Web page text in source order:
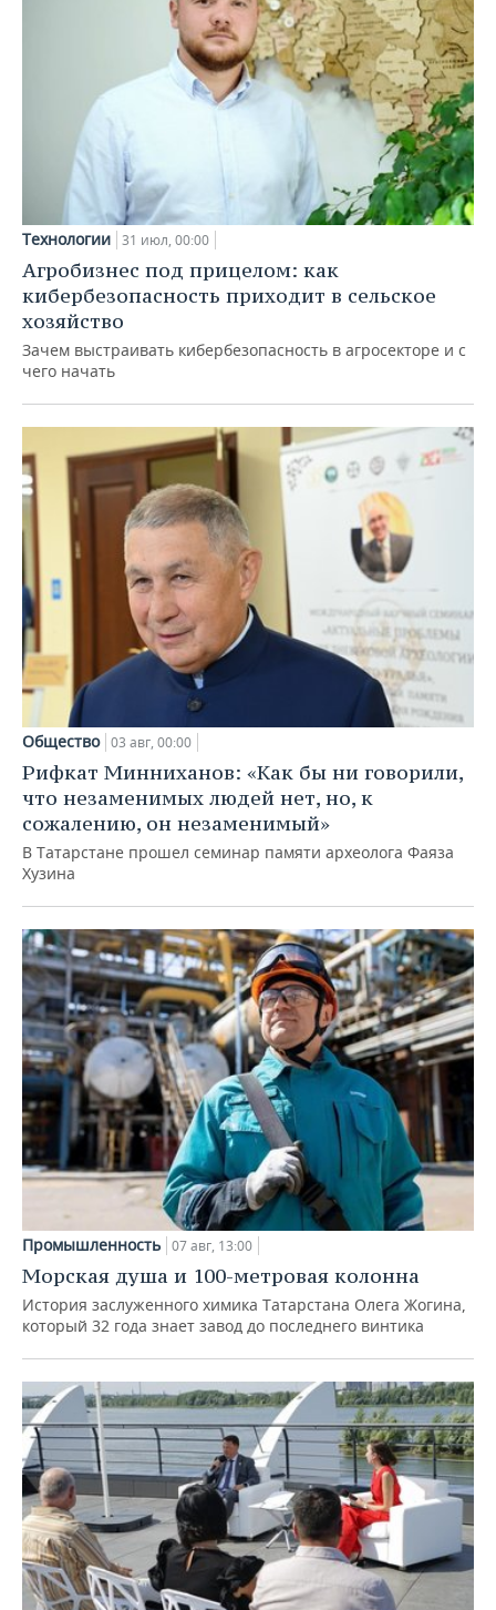
Технологии 31 июл, 00:00
Агробизнес под прицелом: как
кибербезопасность приходит в сельское
хозяйство
Зачем выстраивать кибербезопасность в агросекторе и с
чего начать
Общество 03 авг, 00:00
Рифкат Минниханов: «Как бы ни говорили,
что незаменимых людей нет, но, к
сожалению, он незаменимый»
В Татарстане прошел семинар памяти археолога Фаяза
Хузина
Промышленность 07 авг, 13:00
Морская душа и 100-метровая колонна
История заслуженного химика Татарстана Олега Жогина,
который 32 года знает завод до последнего винтика